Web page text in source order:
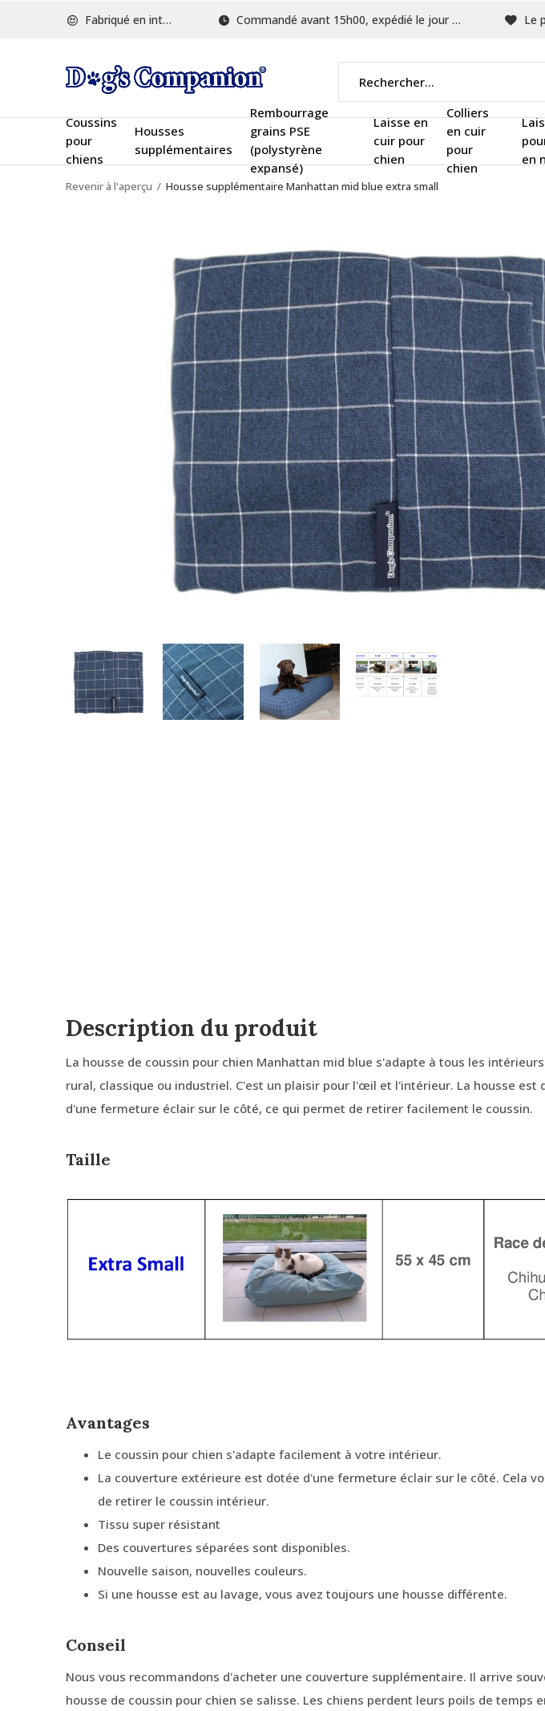
Coussins
pour
chiens
Housses
supplémentaires
Rembourrage
grains PSE
(polystyrène
expansé)
Laisse en
cuir pour
chien
Colliers
en cuir
pour
chien
en
Fabriqué en interne Commandé avant 15h00, expédié le jour même Le
Revenir à l'aperçu Housse supplémentaire Manhattan mid blue extra small
Description du produit
La housse de coussin pour chien Manhattan mid blue s'adapte à tous les
rural, classique ou industriel. C'est un plaisir pour l'œil et l'intérieur. La housse est
d'une fermeture éclair sur le côté, ce qui permet de retirer facilement le coussin.
Taille
Avantages
Le coussin pour chien s'adapte facilement à votre intérieur.
La couverture extérieure est dotée d'une fermeture éclair sur le côté. Cela
de retirer le coussin intérieur.
Tissu super résistant
Des couvertures séparées sont disponibles.
Nouvelle saison, nouvelles couleurs.
Si une housse est au lavage, vous avez toujours une housse différente.
Conseil
Nous vous recommandons d'acheter une couverture supplémentaire. Il arrive
housse de coussin pour chien se salisse. Les chiens perdent leurs poils de temps